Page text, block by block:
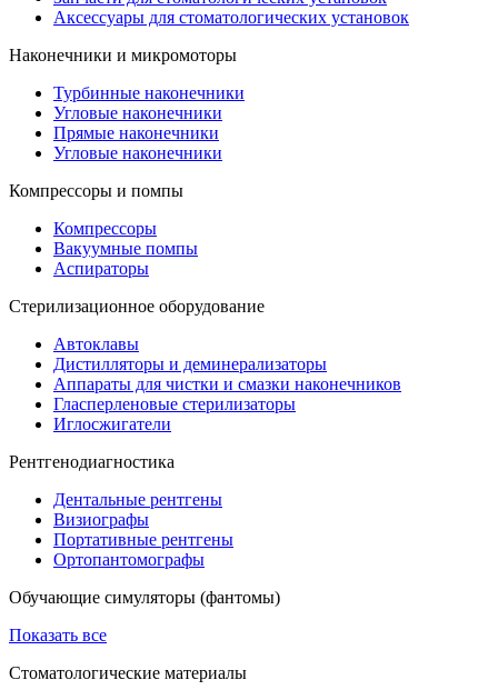
Аксессуары для стоматологических установок
Наконечники и микромоторы
Турбинные наконечники
Угловые наконечники
Прямые наконечники
Угловые наконечники
Компрессоры и помпы
Компрессоры
Вакуумные помпы
Аспираторы
Стерилизационное оборудование
Автоклавы
Дистилляторы и деминерализаторы
Аппараты для чистки и смазки наконечников
Гласперленовые стерилизаторы
Иглосжигатели
Рентгенодиагностика
Дентальные рентгены
Визиографы
Портативные рентгены
Ортопантомографы
Обучающие симуляторы (фантомы)
Показать все
Стоматологические материалы